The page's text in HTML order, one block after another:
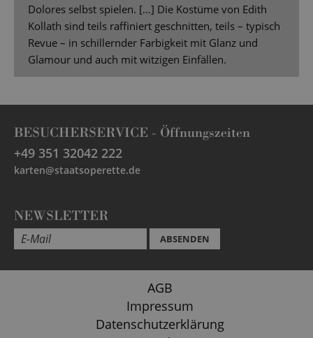
Dolores selbst spielen. […] Die Kostüme von Edith
Kollath sind teils raffiniert geschnitten, teils – typisch
Revue – in schillernder Farbigkeit mit Glanz und
Glamour und auch mit witzigen Einfällen.
BESUCHERSERVICE - Öffnungszeiten
+49 351 32042 222
karten@staatsoperette.de
NEWSLETTER
ABSENDEN
AGB
Impressum
Datenschutzerklärung